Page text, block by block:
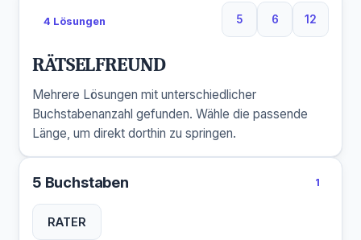
4 Lösungen 5
5 Buchstaben
6
6 Buchstaben
12
12
RÄTSELFREUND
Mehrere Lösungen mit unterschiedlicher
Buchstabenanzahl gefunden. Wähle die passende
Länge, um direkt dorthin zu springen.
5 Buchstaben 1
RATER